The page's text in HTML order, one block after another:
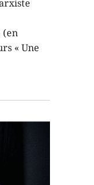
(en
« Une